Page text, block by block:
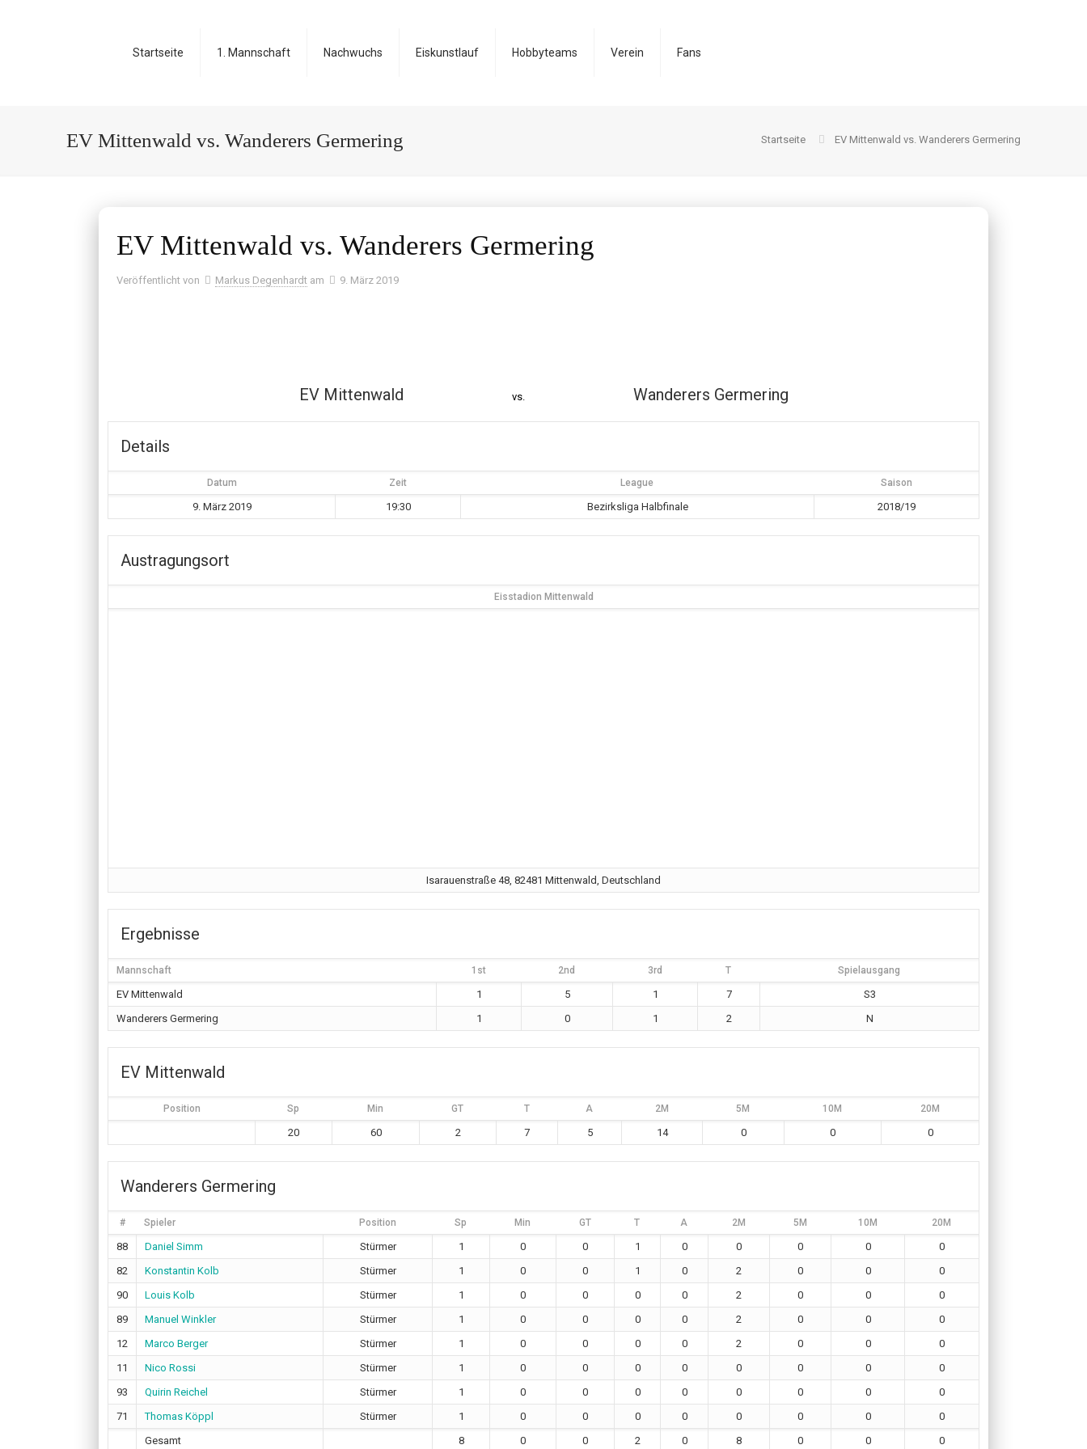
Startseite 1. Mannschaft Nachwuchs Eiskunstlauf Hobbyteams Verein Fans
EV Mittenwald vs. Wanderers Germering Startseite EV Mittenwald vs. Wanderers Germering
EV Mittenwald vs. Wanderers Germering
Veröffentlicht von Markus Degenhardt am 9. März 2019
EV Mittenwald vs. Wanderers Germering
Details
Datum Zeit League Saison
9. März 2019 19:30 Bezirksliga Halbfinale 2018/19
Austragungsort
Eisstadion Mittenwald
Isarauenstraße 48, 82481 Mittenwald, Deutschland
Ergebnisse
Mannschaft 1st 2nd 3rd T Spielausgang
EV Mittenwald 1 5 1 7
S3
Wanderers Germering
1 0 1 2 N
EV Mittenwald
Position Sp Min GT T A 2M 5M 10M 20M
20 60 2 7 5 14 0 0 0
Wanderers Germering
# Spieler Position Sp Min GT T A 2M 5M 10M 20M
88 Daniel Simm Stürmer 1 0 0 1 0 0 0 0
0
82
Konstantin Kolb Stürmer 1 0 0 1 0 2 0 0
0
90
Louis Kolb Stürmer 1 0 0 0 0 2 0 0
0
89
Manuel Winkler Stürmer 1 0 0 0 0 2 0 0
0
12
Marco Berger Stürmer 1 0 0 0 0 2 0 0
0
11
Nico Rossi Stürmer 1 0 0 0 0 0 0 0
0
93
Quirin Reichel Stürmer 1 0 0 0 0 0 0 0
0
71
Thomas Köppl Stürmer 1 0 0 0 0 0 0 0
0
Gesamt
8 0 0 2 0 8 0 0 0